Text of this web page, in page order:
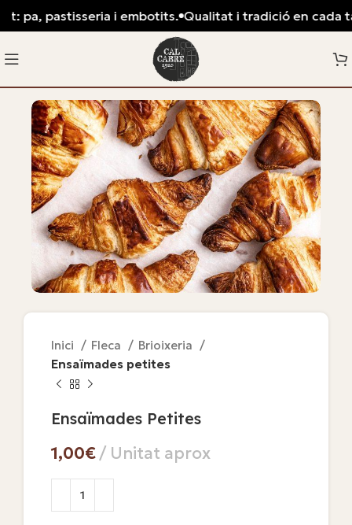
Inici Fleca
Brioixeria
Ensaïmades petites
Ensaïmades Petites
€
pa, pastisseria i embotits. Qualitat i tradició en cada